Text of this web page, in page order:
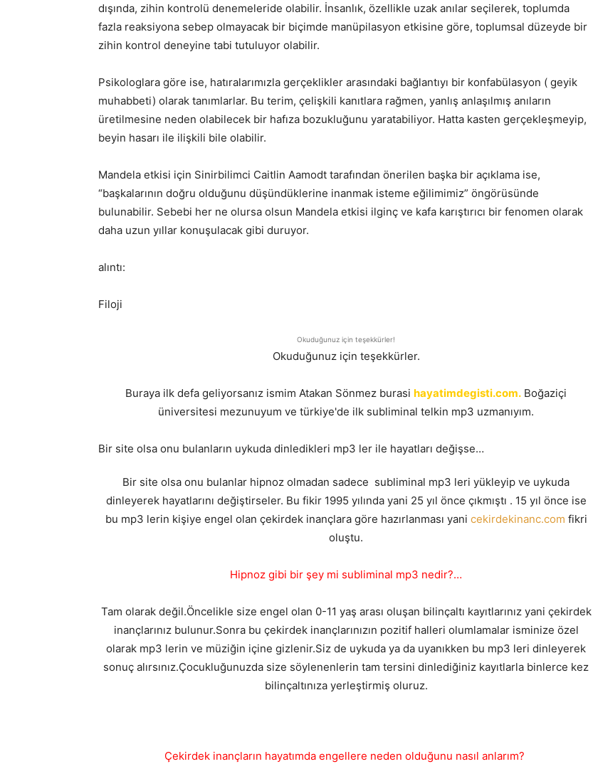
dışında, zihin kontrolü denemeleride olabilir. İnsanlık, özellikle uzak anılar seçilerek, toplumda
fazla reaksiyona sebep olmayacak bir biçimde manüpilasyon etkisine göre, toplumsal düzeyde bir
zihin kontrol deneyine tabi tutuluyor olabilir.
Psikologlara göre ise, hatıralarımızla gerçeklikler arasındaki bağlantıyı bir konfabülasyon ( geyik
muhabbeti) olarak tanımlarlar. Bu terim, çelişkili kanıtlara rağmen, yanlış anlaşılmış anıların
üretilmesine neden olabilecek bir hafıza bozukluğunu yaratabiliyor. Hatta kasten gerçekleşmeyip,
beyin hasarı ile ilişkili bile olabilir.
Mandela etkisi için Sinirbilimci Caitlin Aamodt tarafından önerilen başka bir açıklama ise,
“başkalarının doğru olduğunu düşündüklerine inanmak isteme eğilimimiz” öngörüsünde
bulunabilir. Sebebi her ne olursa olsun Mandela etkisi ilginç ve kafa karıştırıcı bir fenomen olarak
daha uzun yıllar konuşulacak gibi duruyor.
alıntı:
Filoji
Okuduğunuz için teşekkürler!
Okuduğunuz için teşekkürler.
Buraya ilk defa geliyorsanız ismim Atakan Sönmez burasi hayatimdegisti.com. Boğaziçi
üniversitesi mezunuyum ve türkiye'de ilk subliminal telkin mp3 uzmanıyım.
Bir site olsa onu bulanların uykuda dinledikleri mp3 ler ile hayatları değişse…
Bir site olsa onu bulanlar hipnoz olmadan sadece subliminal mp3 leri yükleyip ve uykuda
dinleyerek hayatlarını değiştirseler. Bu fikir 1995 yılında yani 25 yıl önce çıkmıştı . 15 yıl önce ise
bu mp3 lerin kişiye engel olan çekirdek inançlara göre hazırlanması yani cekirdekinanc.com fikri
oluştu.
Hipnoz gibi bir şey mi subliminal mp3 nedir?…
Tam olarak değil.Öncelikle size engel olan 0-11 yaş arası oluşan bilinçaltı kayıtlarınız yani çekirdek
inançlarınız bulunur.Sonra bu çekirdek inançlarınızın pozitif halleri olumlamalar isminize özel
olarak mp3 lerin ve müziğin içine gizlenir.Siz de uykuda ya da uyanıkken bu mp3 leri dinleyerek
sonuç alırsınız.Çocukluğunuzda size söylenenlerin tam tersini dinlediğiniz kayıtlarla binlerce kez
bilinçaltınıza yerleştirmiş oluruz.
Çekirdek inançların hayatımda engellere neden olduğunu nasıl anlarım?